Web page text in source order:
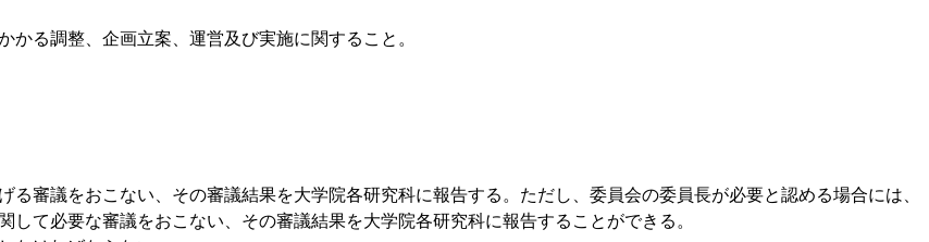
かる調整、企画立案、運営及び実施に関すること。
審議をおこない、その審議結果を大学院各研究科に報告する。ただし、委員会の委員長が必要と認める場合には、
て必要な審議をおこない、その審議結果を大学院各研究科に報告することができる。